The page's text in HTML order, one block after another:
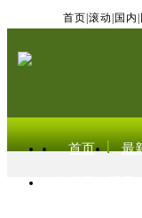
首页 滚动 国内
首页 最